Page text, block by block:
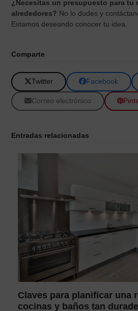
¿Necesitas un presupuesto para tu
alrededores? No lo dudes y
Estamos deseando conocer tu idea.
Comparte
Twitter Facebook
Correo electrónico
Entradas relacionadas
Claves para planificar una
cocinas y baños tan